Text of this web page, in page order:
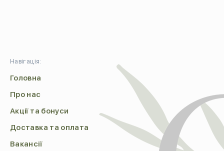
Навігація:
Головна
Про нас
Акції та бонуси
Доставка та оплата
Вакансії